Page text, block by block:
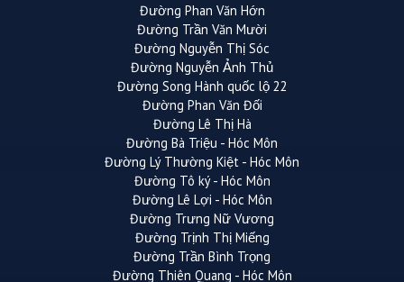
Đường Phan Văn Hớn
Đường Trần Văn Mười
Đường Nguyễn Thị Sóc
Đường Nguyễn Ảnh Thủ
Đường Song Hành quốc lộ 22
Đường Phan Văn Đối
Đường Lê Thị Hà
Đường Bà Triệu - Hóc Môn
Đường Lý Thường Kiệt - Hóc Môn
Đường Tô ký - Hóc Môn
Đường Lê Lợi - Hóc Môn
Đường Trưng Nữ Vương
Đường Trịnh Thị Miếng
Đường Trần Bình Trọng
Đường Thiên Quang - Hóc Môn